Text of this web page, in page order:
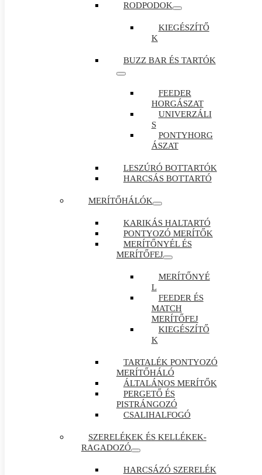
RODPODOK
KIEGÉSZÍTŐ
K
BUZZ BAR ÉS TARTÓK
FEEDER
HORGÁSZAT
UNIVERZÁLI
S
PONTYHORG
ÁSZAT
LESZÚRÓ BOTTARTÓK
HARCSÁS BOTTARTÓ
MERÍTŐHÁLÓK
KARIKÁS HALTARTÓ
PONTYOZÓ MERÍTŐK
MERÍTŐNYÉL ÉS
MERÍTŐFEJ
MERÍTŐNYÉ
L
FEEDER ÉS
MATCH
MERÍTŐFEJ
KIEGÉSZÍTŐ
K
TARTALÉK PONTYOZÓ
MERÍTŐHÁLÓ
ÁLTALÁNOS MERÍTŐK
PERGETŐ ÉS
PISTRÁNGOZÓ
CSALIHALFOGÓ
SZERELÉKEK ÉS KELLÉKEK-
RAGADOZÓ
HARCSÁZÓ SZERELÉK